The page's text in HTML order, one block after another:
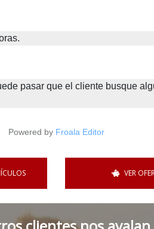
pasar que el cliente busque
Powered by Froala Editor
VER